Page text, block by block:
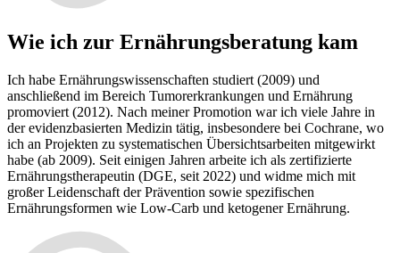
Wie ich zur Ernährungsberatung kam
Ich habe Ernährungswissenschaften studiert (2009) und
anschließend im Bereich Tumorerkrankungen und Ernährung
promoviert (2012). Nach meiner Promotion war ich viele Jahre in
der evidenzbasierten Medizin tätig, insbesondere bei Cochrane, wo
ich an Projekten zu systematischen Übersichtsarbeiten mitgewirkt
habe (ab 2009). Seit einigen Jahren arbeite ich als zertifizierte
Ernährungstherapeutin (DGE, seit 2022) und widme mich mit
großer Leidenschaft der Prävention sowie spezifischen
Ernährungsformen wie Low-Carb und ketogener Ernährung.